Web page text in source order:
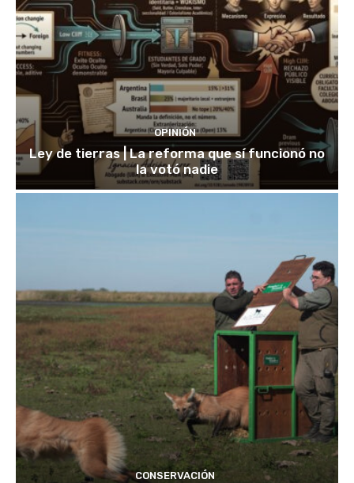
OPINIÓN
Ley de tierras | La reforma que sí funcionó no
la votó nadie
CONSERVACIÓN